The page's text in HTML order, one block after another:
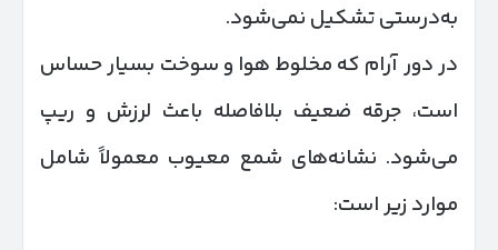
به‌درستی تشکیل نمی‌شود.
در دور آرام که مخلوط هوا و سوخت بسیار حساس
است، جرقه ضعیف بلافاصله باعث لرزش و ریپ
می‌شود. نشانه‌های شمع معیوب معمولاً شامل
موارد زیر است: